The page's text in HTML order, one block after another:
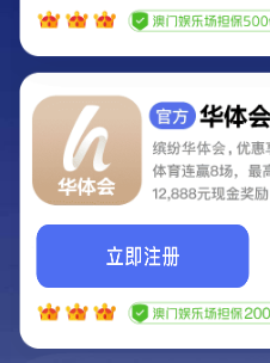
Hey
我们即
我们的网
它将是非